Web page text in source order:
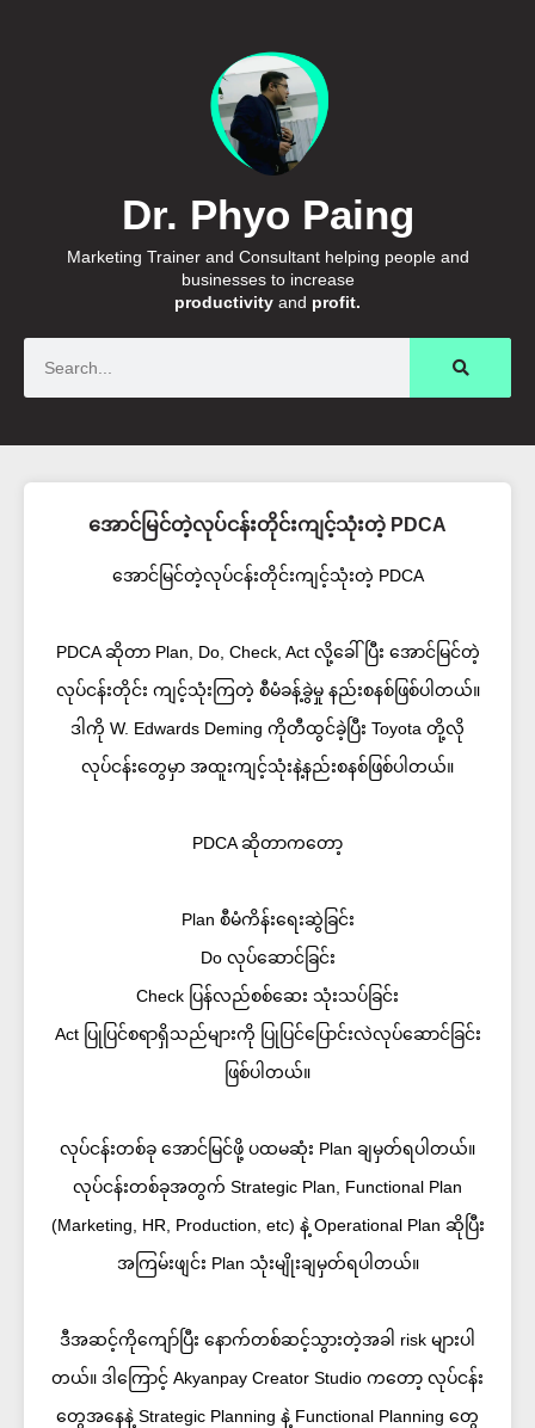
Dr. Phyo Paing
Marketing Trainer and Consultant helping people and
businesses to increase
productivity and profit.
အောင်မြင်တဲ့လုပ်ငန်းတိုင်းကျင့်သုံးတဲ့ PDCA
အောင်မြင်တဲ့လုပ်ငန်းတိုင်းကျင့်သုံးတဲ့ PDCA
PDCA ဆိုတာ Plan, Do, Check, Act လို့ခေါ်ပြီး အောင်မြင်တဲ့
လုပ်ငန်းတိုင်း ကျင့်သုံးကြတဲ့ စီမံခန့်ခွဲမှု နည်းစနစ်ဖြစ်ပါတယ်။
ဒါကို W. Edwards Deming ကိုတီထွင်ခဲ့ပြီး Toyota တို့လို
လုပ်ငန်းတွေမှာ အထူးကျင့်သုံးနဲ့နည်းစနစ်ဖြစ်ပါတယ်။
PDCA ဆိုတာကတော့
Plan စီမံကိန်းရေးဆွဲခြင်း
Do လုပ်ဆောင်ခြင်း
Check ပြန်လည်စစ်ဆေး သုံးသပ်ခြင်း
Act ပြုပြင်စရာရှိသည်များကို ပြုပြင်ပြောင်းလဲလုပ်ဆောင်ခြင်း
ဖြစ်ပါတယ်။
လုပ်ငန်းတစ်ခု အောင်မြင်ဖို့ ပထမဆုံး Plan ချမှတ်ရပါတယ်။
လုပ်ငန်းတစ်ခုအတွက် Strategic Plan, Functional Plan
(Marketing, HR, Production, etc) နဲ့ Operational Plan ဆိုပြီး
အကြမ်းဖျင်း Plan သုံးမျိုးချမှတ်ရပါတယ်။
ဒီအဆင့်ကိုကျော်ပြီး နောက်တစ်ဆင့်သွားတဲ့အခါ risk များပါ
တယ်။ ဒါကြောင့် Akyanpay Creator Studio ကတော့ လုပ်ငန်း
တွေအနေနဲ့ Strategic Planning နဲ့ Functional Planning တွေ